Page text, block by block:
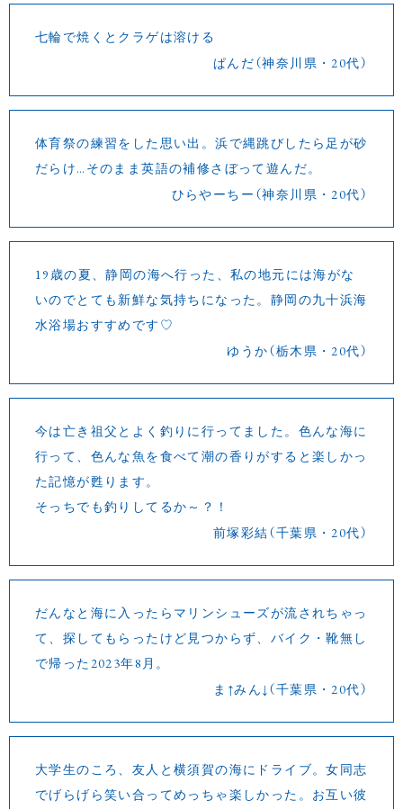
七輪で焼くとクラゲは溶ける
ぱんだ（神奈川県・20代）
体育祭の練習をした思い出。浜で縄跳びしたら足が砂
だらけ…そのまま英語の補修さぼって遊んだ。
ひらやーちー（神奈川県・20代）
19歳の夏、静岡の海へ行った、私の地元には海がな
いのでとても新鮮な気持ちになった。静岡の九十浜海
水浴場おすすめです♡
ゆうか（栃木県・20代）
今は亡き祖父とよく釣りに行ってました。色んな海に
行って、色んな魚を食べて潮の香りがすると楽しかっ
た記憶が甦ります。
そっちでも釣りしてるか～？！
前塚彩結（千葉県・20代）
だんなと海に入ったらマリンシューズが流されちゃっ
て、探してもらったけど見つからず、バイク・靴無し
で帰った2023年8月。
ま↑みん↓（千葉県・20代）
大学生のころ、友人と横須賀の海にドライブ。女同志
でげらげら笑い合ってめっちゃ楽しかった。お互い彼